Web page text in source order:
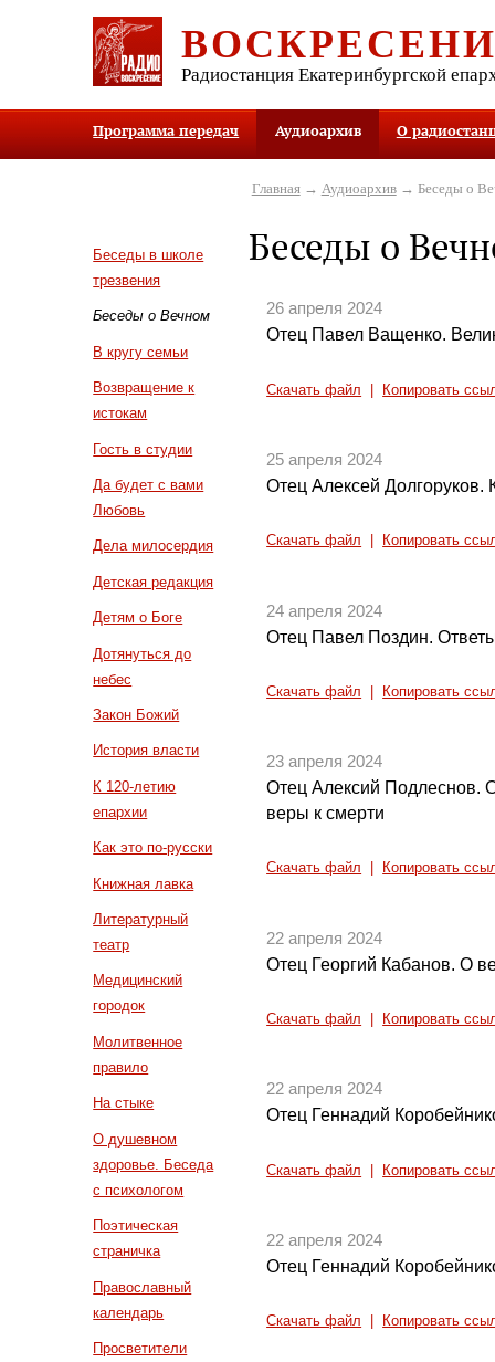
Радиостанция Екатеринбургской
Программа передач Аудиоархив О
Беседы в школе
трезвения
Беседы о Вечном
В кругу семьи
Возвращение к
истокам
Гость в студии
Да будет с вами
Любовь
Дела милосердия
Детская редакция
Детям о Боге
Дотянуться до
небес
Закон Божий
История власти
К 120-летию
епархии
Как это по-русски
Книжная лавка
Литературный
театр
Медицинский
городок
Молитвенное
правило
На стыке
О душевном
здоровье. Беседа
с психологом
Поэтическая
страничка
Православный
календарь
Просветители
Главная→ Аудиоархив→ Беседы о
Беседы о
26 апреля 2024
Отец Павел Ващенко.
Скачать файл Копировать
25 апреля 2024
Отец Алексей Долгоруков.
Скачать файл Копировать
24 апреля 2024
Отец Павел Поздин.
Скачать файл Копировать
23 апреля 2024
Отец Алексий Подлеснов.
веры к смерти
Скачать файл Копировать
22 апреля 2024
Отец Георгий Кабанов. О
Скачать файл Копировать
22 апреля 2024
Отец Геннадий
Скачать файл Копировать
22 апреля 2024
Отец Геннадий
Скачать файл Копировать